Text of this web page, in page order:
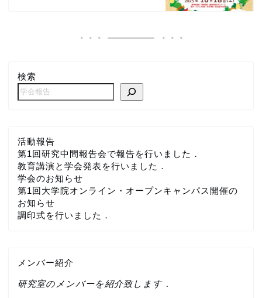
検索
活動報告
第1回研究中間報告会で報告を行いました．
教育講演と学会発表を行いました．
学会のお知らせ
第1回大学院オンライン・オープンキャンパス開催の
お知らせ
調印式を行いました．
メンバー紹介
研究室のメンバーを紹介致します．